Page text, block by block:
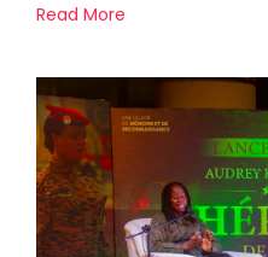
Read More